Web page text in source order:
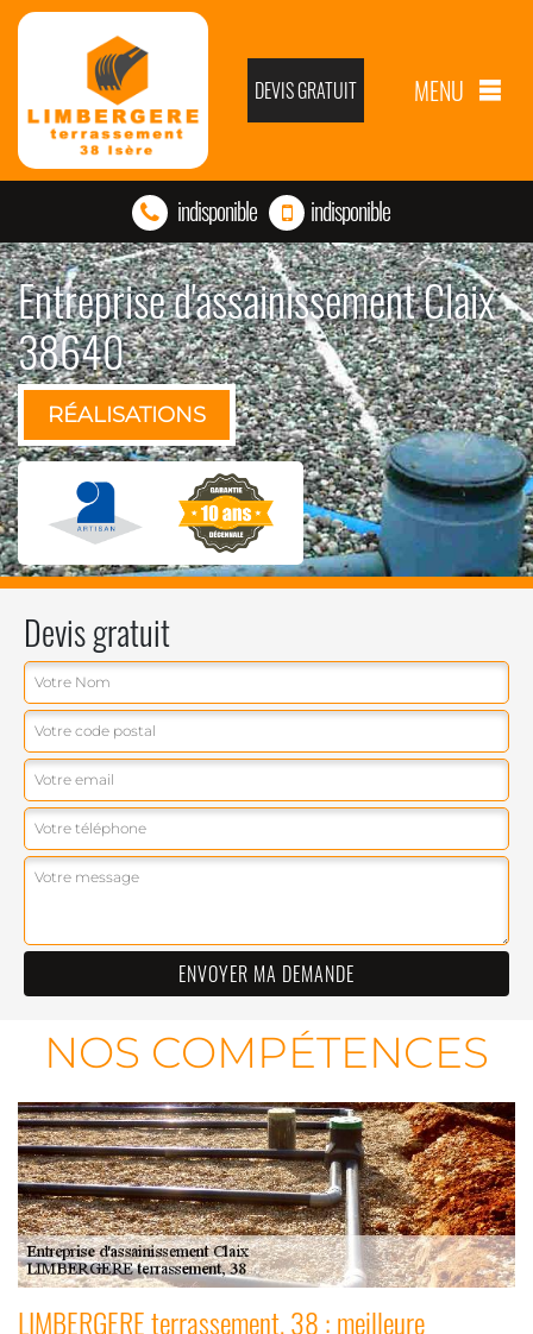
DEVIS GRATUIT MENU
indisponible indisponible
Entreprise d'assainissement Claix
38640
RÉALISATIONS
Devis gratuit
NOS COMPÉTENCES
LIMBERGERE terrassement, 38 : meilleure